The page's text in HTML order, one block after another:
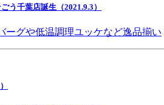
う千葉店誕生（2021.9.3）
ーグや低温調理ユッケなど逸品揃い